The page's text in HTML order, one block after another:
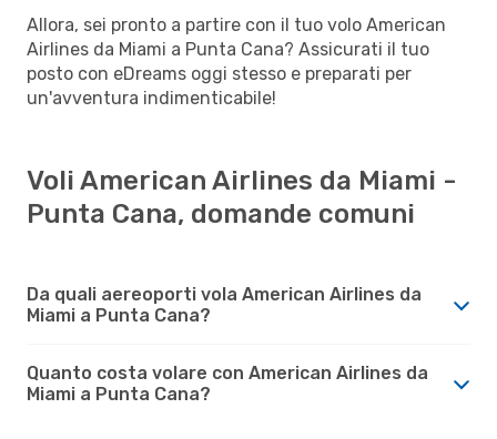
Allora, sei pronto a partire con il tuo volo American
Airlines da Miami a Punta Cana? Assicurati il tuo
posto con eDreams oggi stesso e preparati per
un'avventura indimenticabile!
Voli American Airlines da Miami -
Punta Cana, domande comuni
Da quali aereoporti vola American Airlines da
Miami a Punta Cana?
Quanto costa volare con American Airlines da
Miami a Punta Cana?